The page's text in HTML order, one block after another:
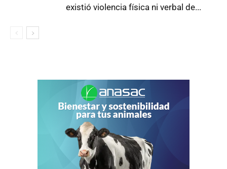
existió violencia física ni verbal de...